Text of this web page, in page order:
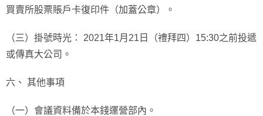
買賣所股票賬戶卡復印件（加蓋公章）。
（三）掛號時光： 2021年1月21日（禮拜四）15:30之前投遞
或傳真大公司。
六、 其他事項
（一）會議資料備於本錢運營部內。